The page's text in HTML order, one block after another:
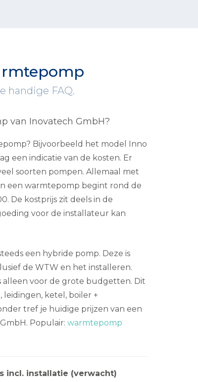
handige FAQ.
van Inovatech GmbH?
Bijvoorbeeld het model Inno
een indicatie van de kosten. Er
soorten pompen. Allemaal met
een warmtepomp begint rond de
De kostprijs zit deels in de
voor de installateur kan
een hybride pomp. Deze is
de WTW en het installeren.
alleen voor de grote budgetten. Dit
ketel, boiler +
tref je huidige prijzen van een
Populair:warmtepomp
incl. installatie (verwacht)